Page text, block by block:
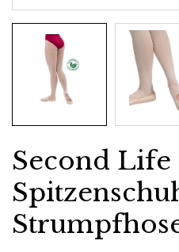
Second Life